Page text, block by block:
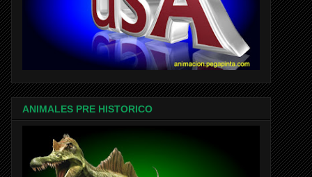
ANIMALES PRE HISTORICO